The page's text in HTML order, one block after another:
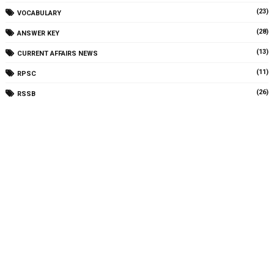
VOCABULARY (23)
ANSWER KEY (28)
CURRENT AFFAIRS NEWS (13)
RPSC (11)
RSSB (26)